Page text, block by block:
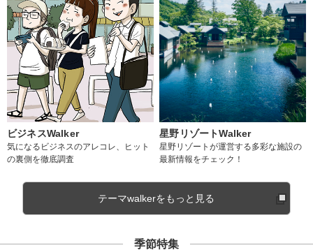
ビジネスWalker
気になるビジネスのアレコレ、ヒット
の裏側を徹底調査
星野リゾートWalker
星野リゾートが運営する多彩な施設の
最新情報をチェック！
テーマwalkerをもっと見る
季節特集